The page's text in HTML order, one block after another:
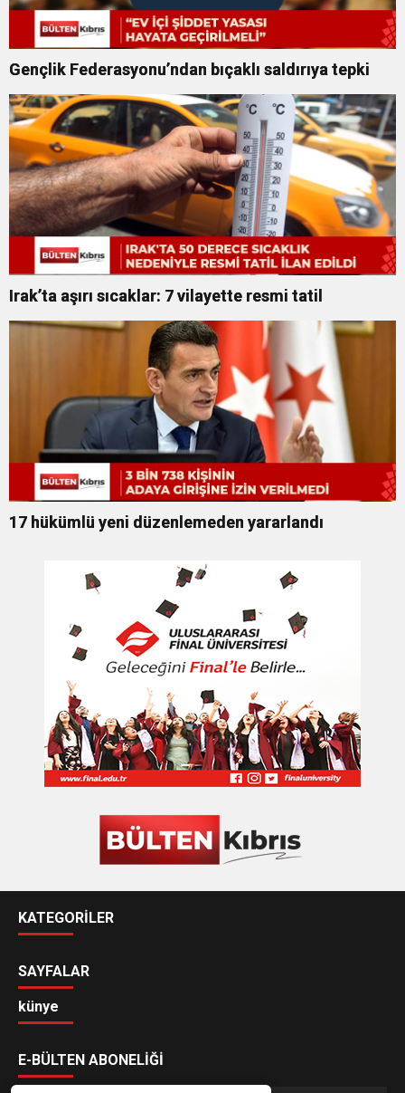
Gençlik Federasyonu’ndan bıçaklı saldırıya tepki
Irak’ta aşırı sıcaklar: 7 vilayette resmi tatil
17 hükümlü yeni düzenlemeden yararlandı
KATEGORİLER
SAYFALAR
künye
E-BÜLTEN ABONELİĞİ